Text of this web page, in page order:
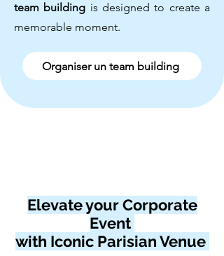
team building is designed to create a
memorable moment.
Organiser un team building
Elevate your Corporate
Event
with Iconic Parisian Venue